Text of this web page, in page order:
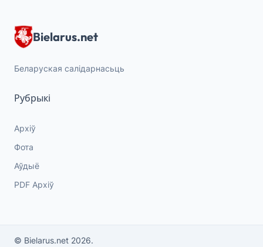
Bielarus.net
Беларуская салідарнасьць
Рубрыкі
Архіў
Фота
Аўдыё
PDF Архіў
© Bielarus.net 2026.